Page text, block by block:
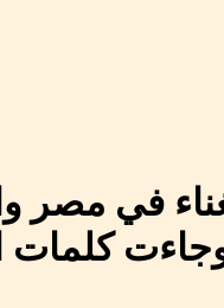
في مصر
كلمات